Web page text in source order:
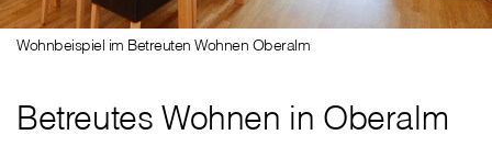
Wohnbeispiel im Betreuten Wohnen Oberalm
Betreutes Wohnen in Oberalm